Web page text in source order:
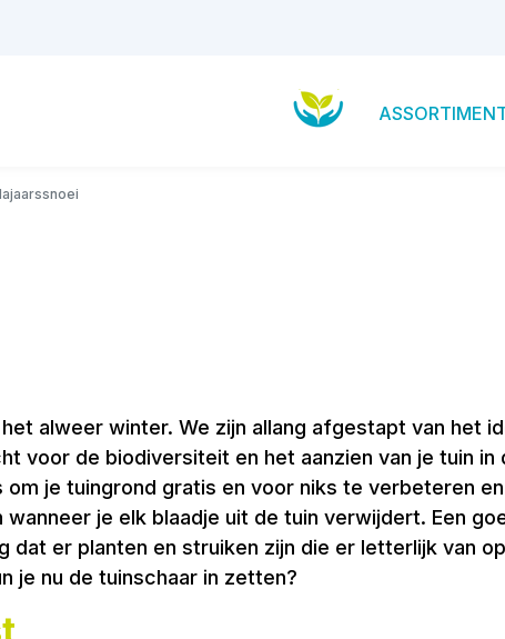
alweer winter. We zijn allang afgestapt van het
voor de biodiversiteit en het aanzien van je tuin in
om je tuingrond gratis en voor niks te verbeteren
je elk blaadje uit de tuin verwijdert. Een
dat er planten en struiken zijn die er letterlijk van
je nu de tuinschaar in zetten?